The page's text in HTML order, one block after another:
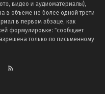
видео и аудиоматериалы),
в объеме не более одной трети
в первом абзаце, как
формулировке: "сообщает
только по письменному